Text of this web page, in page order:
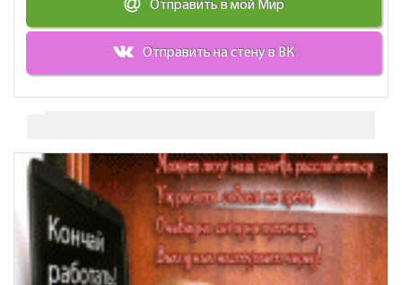
Отправить в мой Мир
Отправить на стену в ВК